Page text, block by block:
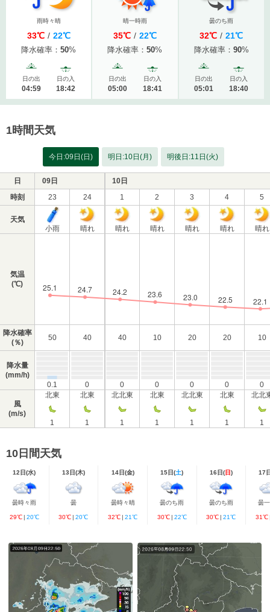
雨時々晴
33℃ / 22℃
降水確率：50%
日の出
04:59
日の入
18:42
晴一時雨
35℃ / 22℃
降水確率：50%
日の出
05:00
日の入
18:41
曇のち雨
32℃ / 21℃
降水確率： 90%
日の出
05:01
日の入
18:40
1時間天気
今日:09日(日) 明日:10日(月) 明後日:11日(火)
日 09日
10日
時刻
23 24 1 2 3 4 5
天気
小雨
晴れ 晴れ 晴れ 晴れ 晴れ 晴れ
気温
(℃)
降水確率
(％)
50 40 40 10 20 20 10
降水量
(mm/h)
0.1
0 0 0 0 0 0
風
(m/s)
北東
1
北東
1
北北東
1
北東
1
北北東
1
北東
1
北北
1
10日間天気
12日(水)
曇時々雨
29℃ | 20℃
13日(木)
曇
30℃ | 20℃
14日(金)
曇時々晴
32℃ | 21℃
15日(土)
曇のち雨
30℃ | 22℃
16日(日)
曇のち雨
30℃ | 21℃
17
曇
31℃